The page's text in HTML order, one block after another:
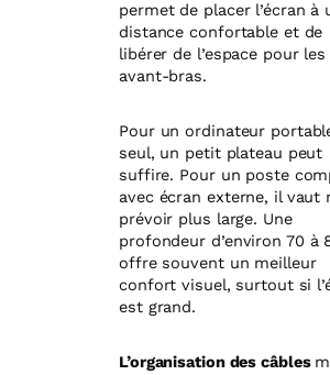
permet de placer l’écran à
distance confortable et de
libérer de l’espace pour les
avant-bras.
Pour un ordinateur
seul, un petit plateau peut
suffire. Pour un poste
avec écran externe, il vaut
prévoir plus large. Une
profondeur d’environ 70 à
offre souvent un meilleur
confort visuel, surtout si
est grand.
L’organisation des câbles